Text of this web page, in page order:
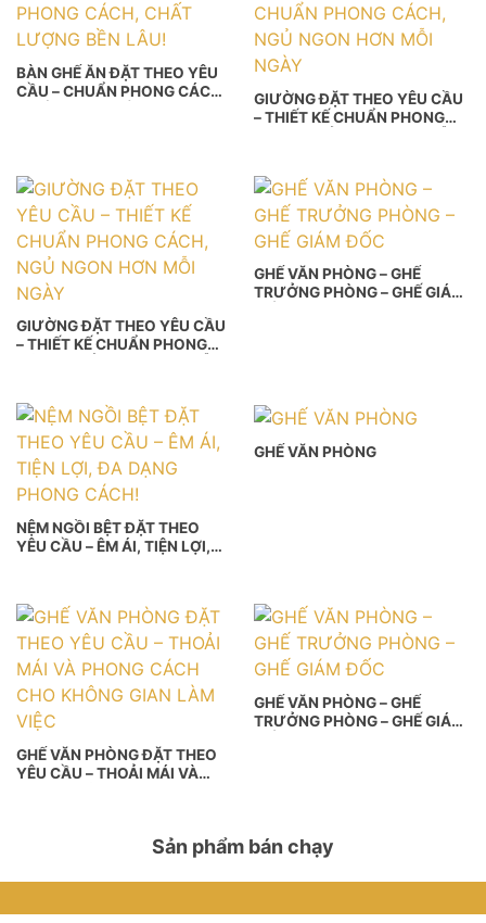
BÀN GHẾ ĂN ĐẶT THEO YÊU
CẦU – CHUẨN PHONG CÁCH,
GIƯỜNG ĐẶT THEO YÊU CẦU
– THIẾT KẾ CHUẨN PHONG
GIƯỜNG ĐẶT THEO YÊU CẦU
– THIẾT KẾ CHUẨN PHONG
GHẾ VĂN PHÒNG – GHẾ
TRƯỞNG PHÒNG – GHẾ GIÁM
NỆM NGỒI BỆT ĐẶT THEO
YÊU CẦU – ÊM ÁI, TIỆN LỢI,
GHẾ VĂN PHÒNG
GHẾ VĂN PHÒNG ĐẶT THEO
YÊU CẦU – THOẢI MÁI VÀ
GHẾ VĂN PHÒNG – GHẾ
TRƯỞNG PHÒNG – GHẾ GIÁM
Sản phẩm bán chạy